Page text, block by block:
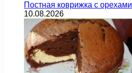
Постная коврижка с орехами
10.08.2026